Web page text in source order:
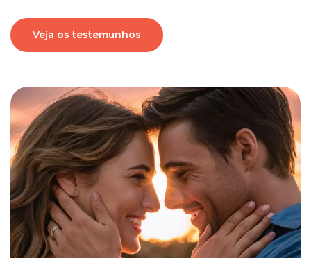
Veja os testemunhos